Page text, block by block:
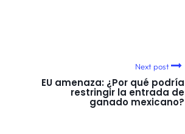
Next post
EU amenaza: ¿Por qué podría
restringir la entrada de
ganado mexicano?